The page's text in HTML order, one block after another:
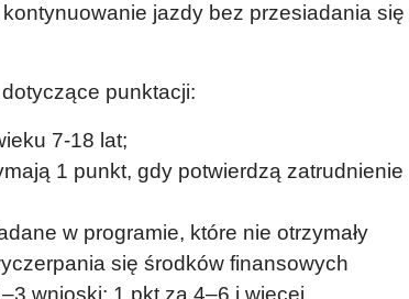
jazdy bez przesiadania się
punktacji:
7-18 lat;
1 punkt, gdy potwierdzą zatrudnienie
w programie, które nie otrzymały
się środków finansowych
wnioski; 1 pkt za 4–6 i więcej.